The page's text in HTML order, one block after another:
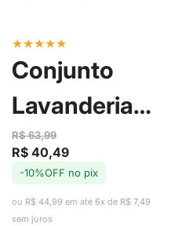
★★★★★
Conjunto
Lavanderia
Completa
Flow com 3
Peças Bege -
Preço
de
R$ 40,49
Preço
regular
R$ 63,99
-10%OFF no pix
ou R$ 44,99 em até 6x de R$ 7,49
sem juros